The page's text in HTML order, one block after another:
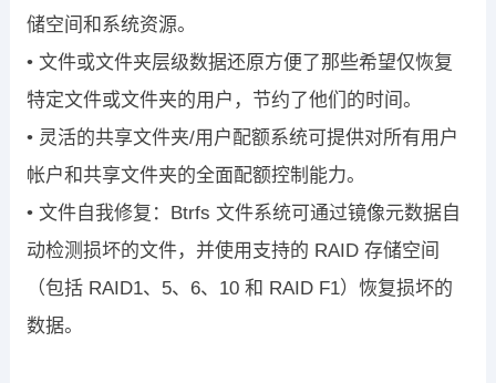
储空间和系统资源。
• 文件或文件夹层级数据还原方便了那些希望仅恢复
特定文件或文件夹的用户，节约了他们的时间。
• 灵活的共享文件夹/用户配额系统可提供对所有用户
帐户和共享文件夹的全面配额控制能力。
• 文件自我修复： Btrfs 文件系统可通过镜像元数据自
动检测损坏的文件，并使用 支持的 RAID 存储空间
（包括 RAID1、 5、 6、 10 和 RAID F1）恢复损坏的
数据。